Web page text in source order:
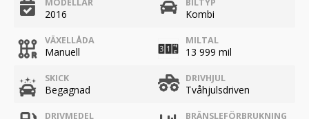
MODELLÅR
2016
BILTYP
Kombi
VÄXELLÅDA
Manuell
MILTAL
13 999 mil
SKICK
Begagnad
DRIVHJUL
Tvåhjulsdriven
DRIVMEDEL
BRÄNSLEFÖRBRUKNING